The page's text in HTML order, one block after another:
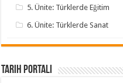
5. Ünite: Türklerde Eğitim
6. Ünite: Türklerde Sanat
Tarih Portalı